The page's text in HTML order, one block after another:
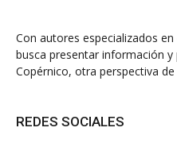
Con autores especializados
busca presentar información y
Copérnico, otra perspectiva de
REDES SOCIALES